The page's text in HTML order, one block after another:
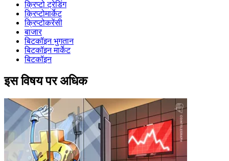
क्रिप्टो ट्रेडिंग
क्रिप्टोमार्केट
क्रिप्टोकरेंसी
बाजार
बिटकॉइन भुगतान
बिटकॉइन मार्केट
बिटकॉइन
इस विषय पर अधिक